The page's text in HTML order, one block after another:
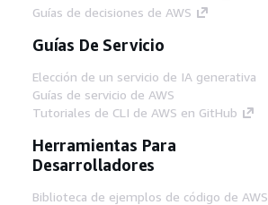
Guías de decisiones de AWS
Guías De Servicio
Elección de un servicio de IA generativa
Guías de servicio de AWS
Tutoriales de CLI de AWS en GitHub
Herramientas Para
Desarrolladores
Biblioteca de ejemplos de código de AWS